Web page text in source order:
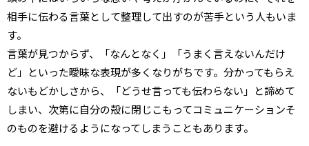
相手に伝わる言葉として整理して出すのが苦手という人もいま
す。
言葉が見つからず、「なんとなく」「うまく言えないんだけ
ど」といった曖昧な表現が多くなりがちです。分かってもらえ
ないもどかしさから、「どうせ言っても伝わらない」と諦めて
しまい、次第に自分の殻に閉じこもってコミュニケーションそ
のものを避けるようになってしまうこともあります。